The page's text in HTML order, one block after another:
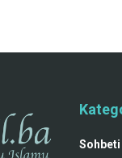
Sohbeti